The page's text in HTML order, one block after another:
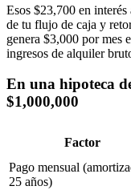
Esos $23,700 en
de tu flujo de caja y
genera $3,000 por mes
ingresos de alquiler
En una hipoteca
$1,000,000
Factor
Pago mensual
25 años)